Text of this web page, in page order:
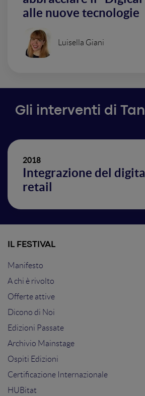
alle nuove tecnologie
Luisella Giani
Gli interventi di
2018
Integrazione del
retail
IL FESTIVAL
Manifesto
A chi è rivolto
Offerte attive
Dicono di Noi
Edizioni Passate
Archivio Mainstage
Ospiti Edizioni
Certificazione Internazionale
HUBitat